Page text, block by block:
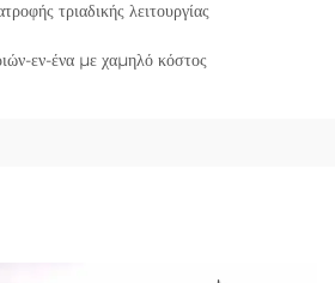
τριαδικής λειτουργίας
εν-ένα με χαμηλό κόστος